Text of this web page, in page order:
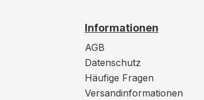
Informationen
AGB
Datenschutz
Häufige Fragen
Versandinformationen